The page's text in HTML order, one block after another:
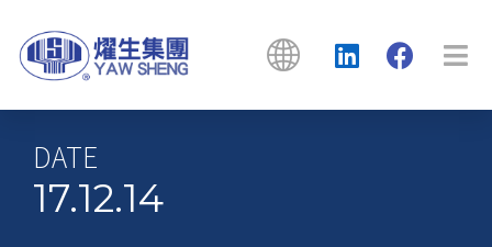
DATE
17.12.14